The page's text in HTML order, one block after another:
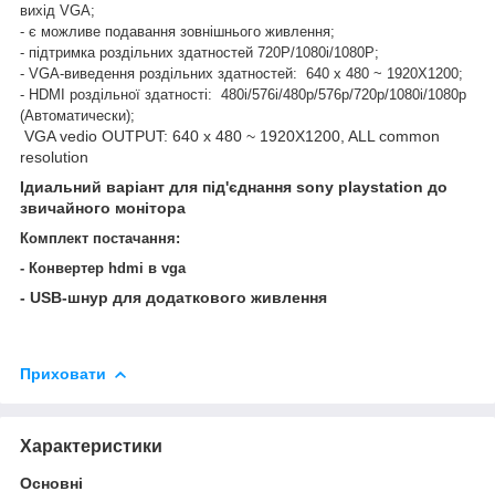
вихід VGA;
- є можливе подавання зовнішнього живлення;
- підтримка роздільних здатностей 720P/1080i/1080P;
- VGA-виведення роздільних здатностей: 640 x 480 ~ 1920X1200;
- HDMI роздільної здатності: 480i/576i/480p/576p/720p/1080i/1080p
(Автоматически);
VGA vedio OUTPUT: 640 x 480 ~ 1920X1200, ALL common
resolution
Ідиальний варіант для під'єднання sony playstation до
звичайного монітора
Комплект постачання:
- Конвертер hdmi в vga
- USB-шнур для додаткового живлення
Приховати
Характеристики
Основні